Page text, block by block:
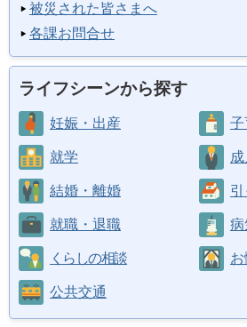
被災された皆さまへ
各課お問合せ
ライフシーンから探す
妊娠・出産 子
就学 成
結婚・離婚
就職・退職 病
くらしの相談
公共交通